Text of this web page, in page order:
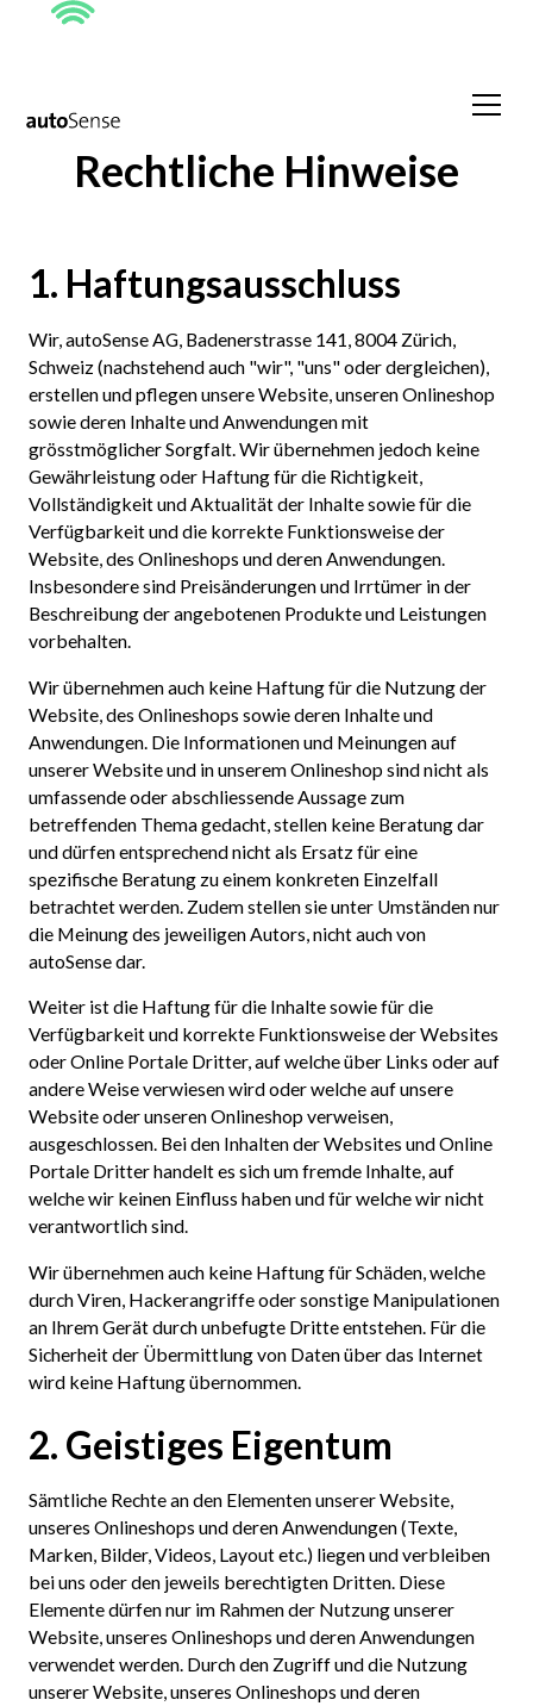
Rechtliche Hinweise
1. Haftungsausschluss
Wir, autoSense AG, Badenerstrasse 141, 8004 Zürich,
Schweiz (nachstehend auch "wir", "uns" oder dergleichen),
erstellen und pflegen unsere Website, unseren Onlineshop
sowie deren Inhalte und Anwendungen mit
grösstmöglicher Sorgfalt. Wir übernehmen jedoch keine
Gewährleistung oder Haftung für die Richtigkeit,
Vollständigkeit und Aktualität der Inhalte sowie für die
Verfügbarkeit und die korrekte Funktionsweise der
Website, des Onlineshops und deren Anwendungen.
Insbesondere sind Preisänderungen und Irrtümer in der
Beschreibung der angebotenen Produkte und Leistungen
vorbehalten.
Wir übernehmen auch keine Haftung für die Nutzung der
Website, des Onlineshops sowie deren Inhalte und
Anwendungen. Die Informationen und Meinungen auf
unserer Website und in unserem Onlineshop sind nicht als
umfassende oder abschliessende Aussage zum
betreffenden Thema gedacht, stellen keine Beratung dar
und dürfen entsprechend nicht als Ersatz für eine
spezifische Beratung zu einem konkreten Einzelfall
betrachtet werden. Zudem stellen sie unter Umständen nur
die Meinung des jeweiligen Autors, nicht auch von
autoSense dar.
Weiter ist die Haftung für die Inhalte sowie für die
Verfügbarkeit und korrekte Funktionsweise der Websites
oder Online Portale Dritter, auf welche über Links oder auf
andere Weise verwiesen wird oder welche auf unsere
Website oder unseren Onlineshop verweisen,
ausgeschlossen. Bei den Inhalten der Websites und Online
Portale Dritter handelt es sich um fremde Inhalte, auf
welche wir keinen Einfluss haben und für welche wir nicht
verantwortlich sind.
Wir übernehmen auch keine Haftung für Schäden, welche
durch Viren, Hackerangriffe oder sonstige Manipulationen
an Ihrem Gerät durch unbefugte Dritte entstehen. Für die
Sicherheit der Übermittlung von Daten über das Internet
wird keine Haftung übernommen.
2. Geistiges Eigentum
Sämtliche Rechte an den Elementen unserer Website,
unseres Onlineshops und deren Anwendungen (Texte,
Marken, Bilder, Videos, Layout etc.) liegen und verbleiben
bei uns oder den jeweils berechtigten Dritten. Diese
Elemente dürfen nur im Rahmen der Nutzung unserer
Website, unseres Onlineshops und deren Anwendungen
verwendet werden. Durch den Zugriff und die Nutzung
unserer Website, unseres Onlineshops und deren